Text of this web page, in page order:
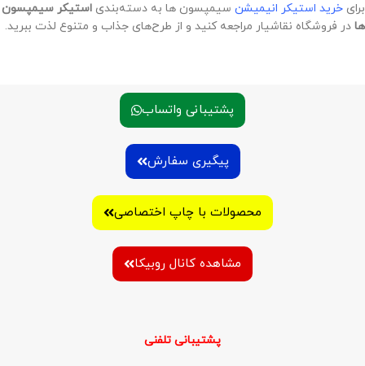
برای خرید استیکر انیمیشن سیمپسون‌ ها به دسته‌بندی استیکر سیمپسون‌
ها در فروشگاه نقاشیار مراجعه کنید و از طرح‌های جذاب و متنوع لذت ببرید.
پشتیبانی واتساب
پیگیری سفارش
محصولات با چاپ اختصاصی
مشاهده کانال روبیکا
پشتیبانی تلفنی